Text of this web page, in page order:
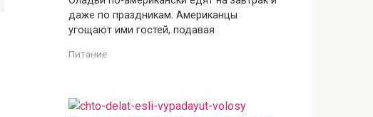
даже по праздникам. Американцы
угощают ими гостей, подавая
Питание